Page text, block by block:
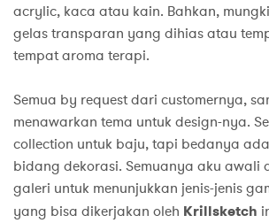
acrylic, kaca atau kain. Bahkan,
gelas transparan yang dihias atau
tempat aroma terapi.
Semua by request dari customernya,
menawarkan tema untuk design-nya.
collection untuk baju, tapi bedanya
bidang dekorasi. Semuanya aku awali
galeri untuk menunjukkan jenis-jenis
yang bisa dikerjakan oleh Krillsketch